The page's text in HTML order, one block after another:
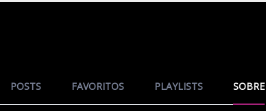
POSTS FAVORITOS PLAYLISTS SOBRE